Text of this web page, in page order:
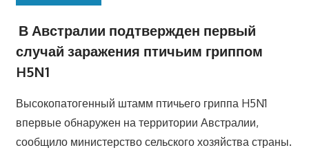
В Австралии подтвержден первый
случай заражения птичьим гриппом
H5N1
Высокопатогенный штамм птичьего гриппа H5N1
впервые обнаружен на территории Австралии,
сообщило министерство сельского хозяйства страны.